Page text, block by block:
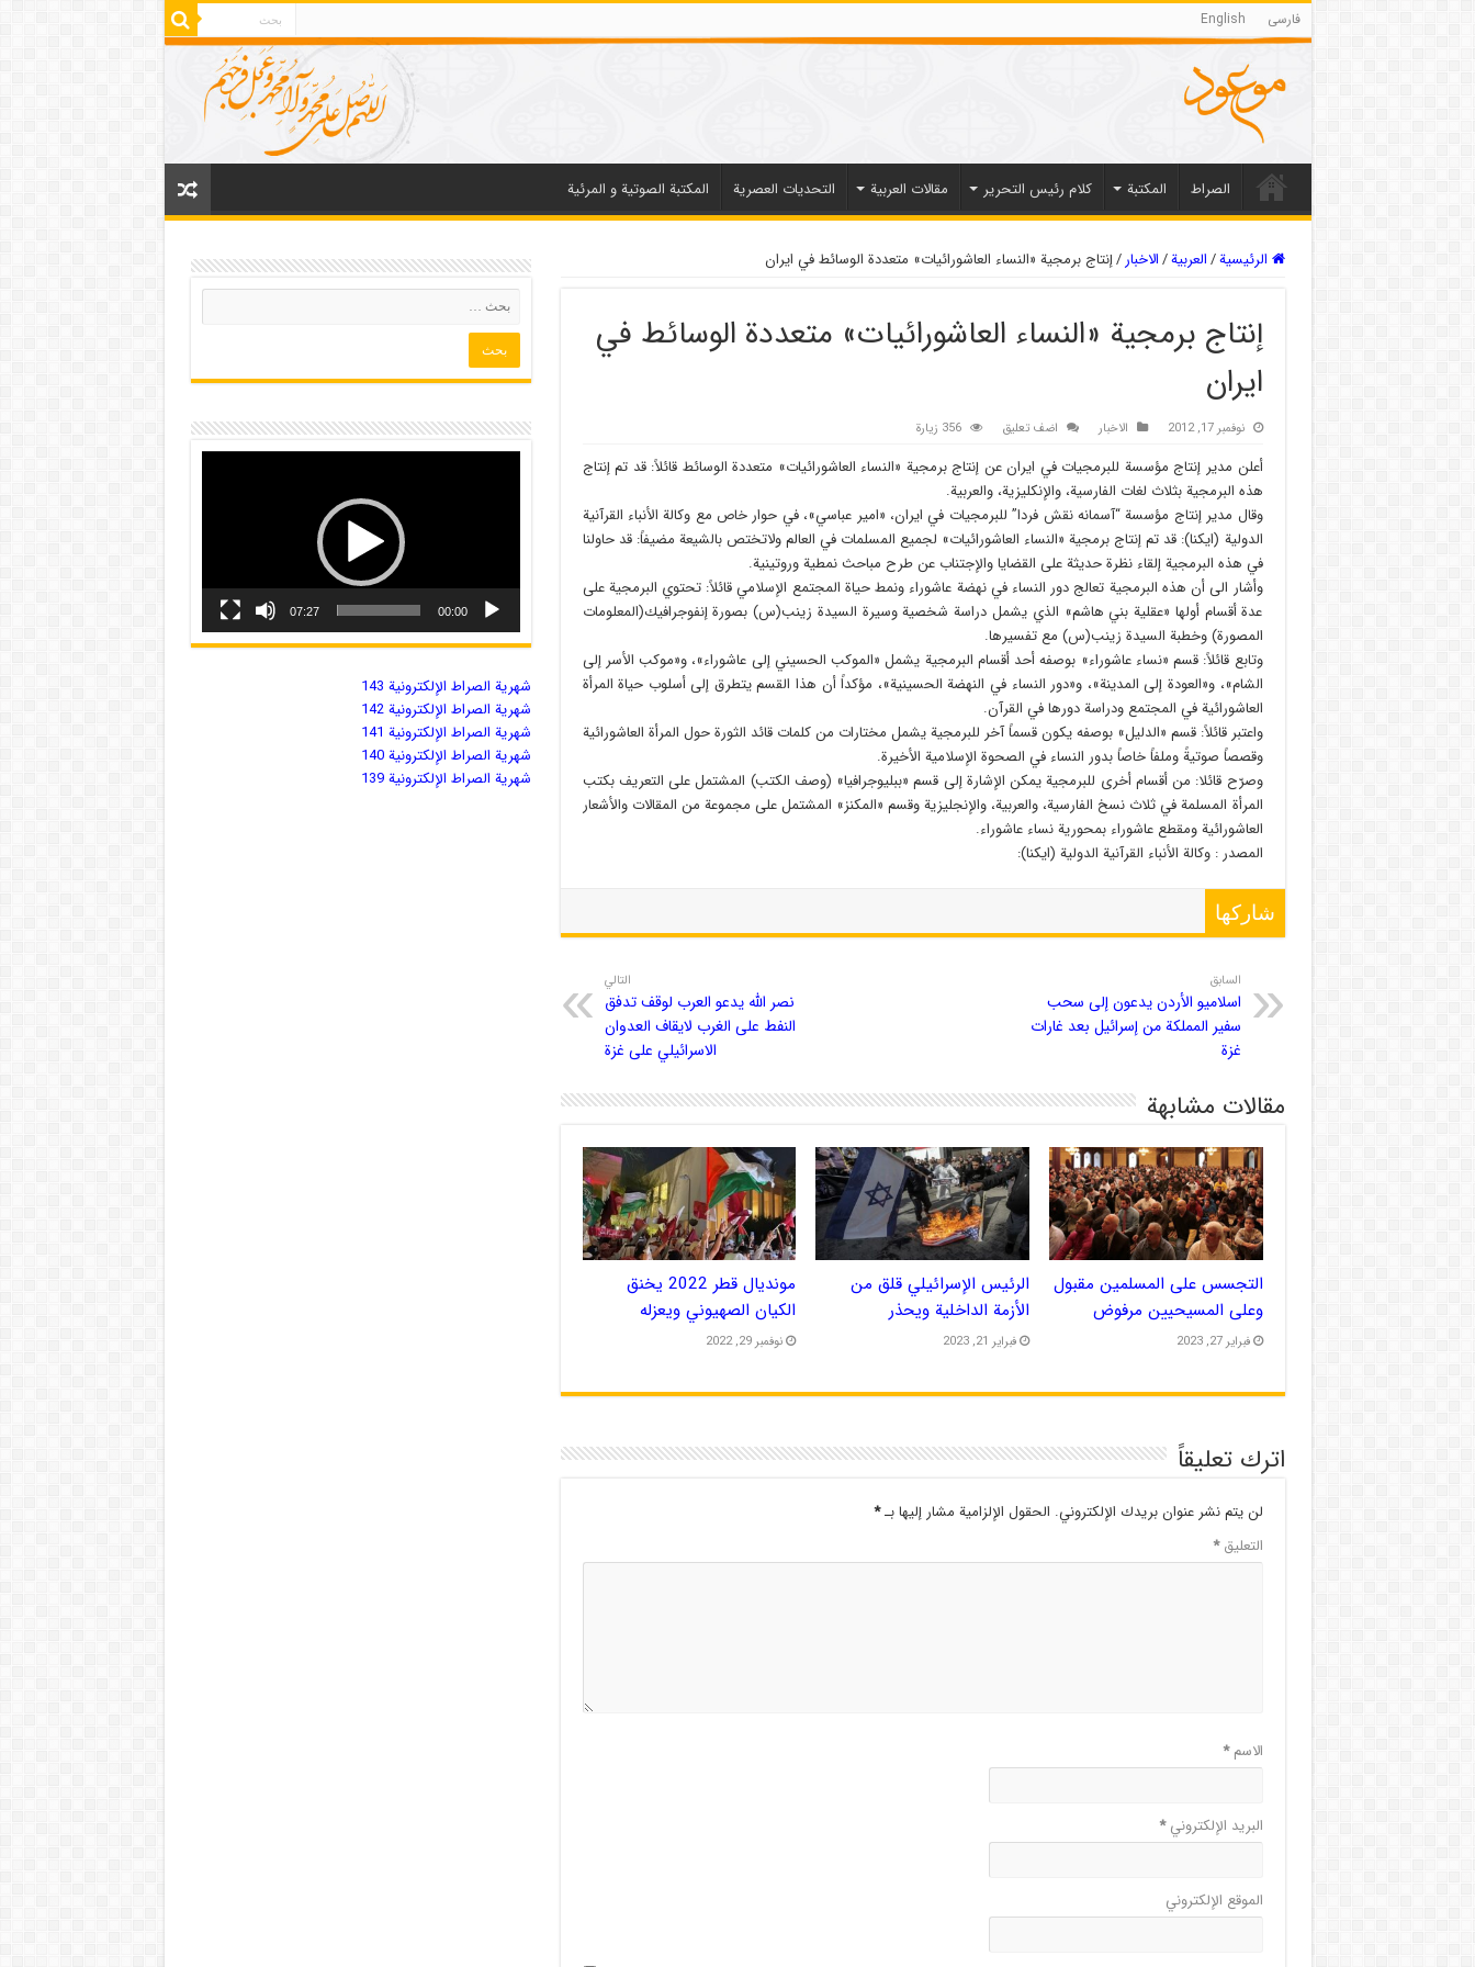
فارسی English
الصراط المکتبة كلام رئيس التحرير مقالات العربیة التحديات العصرية المكتبة الصوتية و المرئية
الرئيسية/العربیة/الاخبار /إنتاج برمجية «النساء العاشورائيات» متعددة الوسائط في ايران
إنتاج برمجية «النساء العاشورائيات» متعددة الوسائط في
ايران
نوفمبر 17, 2012 الاخبار اضف تعليق 356 زيارة
أعلن مدير إنتاج مؤسسة للبرمجيات في ايران عن إنتاج برمجية «النساء العاشورائيات» متعددة الوسائط قائلاً: قد تم إنتاج
هذه البرمجية بثلاث لغات الفارسية، والإنکليزية، والعربية.
وقال مدير إنتاج مؤسسة “آسمانه نقش فردا” للبرمجيات في ايران، «امير عباسي»، في حوار خاص مع وكالة الأنباء القرآنية
الدولية (ايكنا): قد تم إنتاج برمجية «النساء العاشورائيات» لجميع المسلمات في العالم ولاتختص بالشيعة مضيفاً: قد حاولنا
في هذه البرمجية إلقاء نظرة حديثة على القضايا والإجتناب عن طرح مباحث نمطية وروتينية.
وأشار الى أن هذه البرمجية تعالج دور النساء في نهضة عاشوراء ونمط حياة المجتمع الإسلامي قائلاً: تحتوي البرمجية على
عدة أقسام أولها «عقلية بني هاشم» الذي يشمل دراسة شخصية وسيرة السيدة زينب(س) بصورة إنفوجرافيك(المعلومات
المصورة) وخطبة السيدة زينب(س) مع تفسيرها.
وتابع قائلاً: قسم «نساء عاشوراء» بوصفه أحد أقسام البرمجية يشمل «الموكب الحسيني إلى عاشوراء»، و«موكب الأسر إلى
الشام»، و«العودة إلى المدينة»، و«دور النساء في النهضة الحسينية»، مؤكداً أن هذا القسم يتطرق إلى أسلوب حياة المرأة
العاشورائية في المجتمع ودراسة دورها في القرآن.
واعتبر قائلاً: قسم «الدليل» بوصفه يكون قسماً آخر للبرمجية يشمل مختارات من كلمات قائد الثورة حول المرأة العاشورائية
وقصصاً صوتيةً وملفاً خاصاً بدور النساء في الصحوة الإسلامية الأخيرة.
وصرّح قائلا: من أقسام أخرى للبرمجية يمكن الإشارة إلى قسم «ببليوجرافيا» (وصف الكتب) المشتمل على التعريف بكتب
المرأة المسلمة في ثلاث نسخ الفارسية، والعربية، والإنجليزية وقسم «المكنز» المشتمل على مجموعة من المقالات والأشعار
العاشورائية ومقطع عاشوراء بمحورية نساء عاشوراء.
المصدر : وكالة الأنباء القرآنية الدولية (ايكنا):
شاركها
السابق
اسلاميو الأردن يدعون إلى سحب
سفير المملكة من إسرائيل بعد غارات
غزة
التالي
نصر الله يدعو العرب لوقف تدفق
النفط على الغرب لايقاف العدوان
الاسرائيلي على غزة
مقالات مشابهة
التجسس على المسلمين مقبول
وعلى المسيحيين مرفوض
فبراير 27, 2023
الرئيس الإسرائيلي قلق من
الأزمة الداخلية ويحذر
فبراير 21, 2023
مونديال قطر 2022 يخنق
الكيان الصهيوني ويعزله
نوفمبر 29, 2022
اترك تعليقاً
لن يتم نشر عنوان بريدك الإلكتروني. الحقول الإلزامية مشار إليها بـ*
التعليق*
الاسم*
البريد الإلكتروني*
الموقع الإلكتروني
00:00
07:27
شهریة الصراط الإلكترونية 143
شهریة الصراط الإلكترونية 142
شهریة الصراط الإلكترونية 141
شهریة الصراط الإلكترونية 140
شهریة الصراط الإلكترونية 139